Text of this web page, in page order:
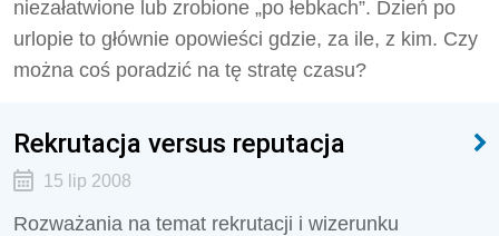
niezałatwione lub zrobione „po łebkach”. Dzień po
urlopie to głównie opowieści gdzie, za ile, z kim. Czy
można coś poradzić na tę stratę czasu?
Rekrutacja versus reputacja
15 lip 2008
Rozważania na temat rekrutacji i wizerunku